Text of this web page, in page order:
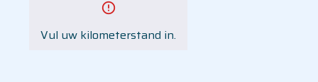
Vul uw kilometerstand in.